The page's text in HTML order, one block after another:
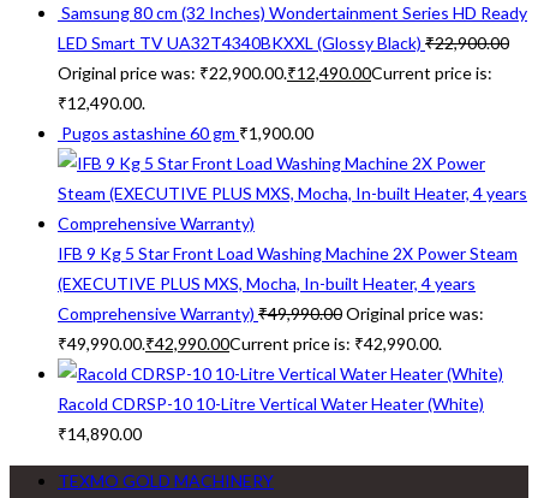
Samsung 80 cm (32 Inches) Wondertainment Series HD Ready
LED Smart TV UA32T4340BKXXL (Glossy Black) ₹22,900.00
Original price was: ₹22,900.00.₹12,490.00Current price is:
₹12,490.00.
Pugos astashine 60 gm ₹1,900.00
IFB 9 Kg 5 Star Front Load Washing Machine 2X Power Steam
(EXECUTIVE PLUS MXS, Mocha, In-built Heater, 4 years
Comprehensive Warranty) ₹49,990.00Original price was:
₹49,990.00.₹42,990.00Current price is: ₹42,990.00.
Racold CDRSP-10 10-Litre Vertical Water Heater (White)
₹14,890.00
TEXMO GOLD MACHINERY